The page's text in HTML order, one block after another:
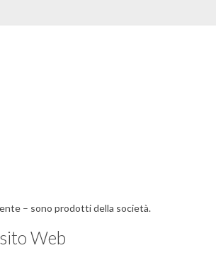
– sono prodotti della società.
Web